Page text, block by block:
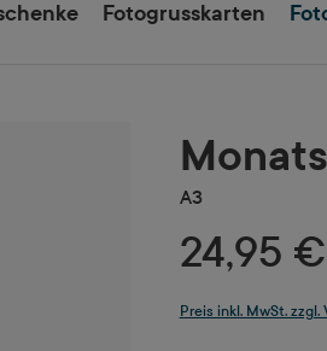
Fotogrusskarten
A3
24,95 €
Preis inkl. MwSt.